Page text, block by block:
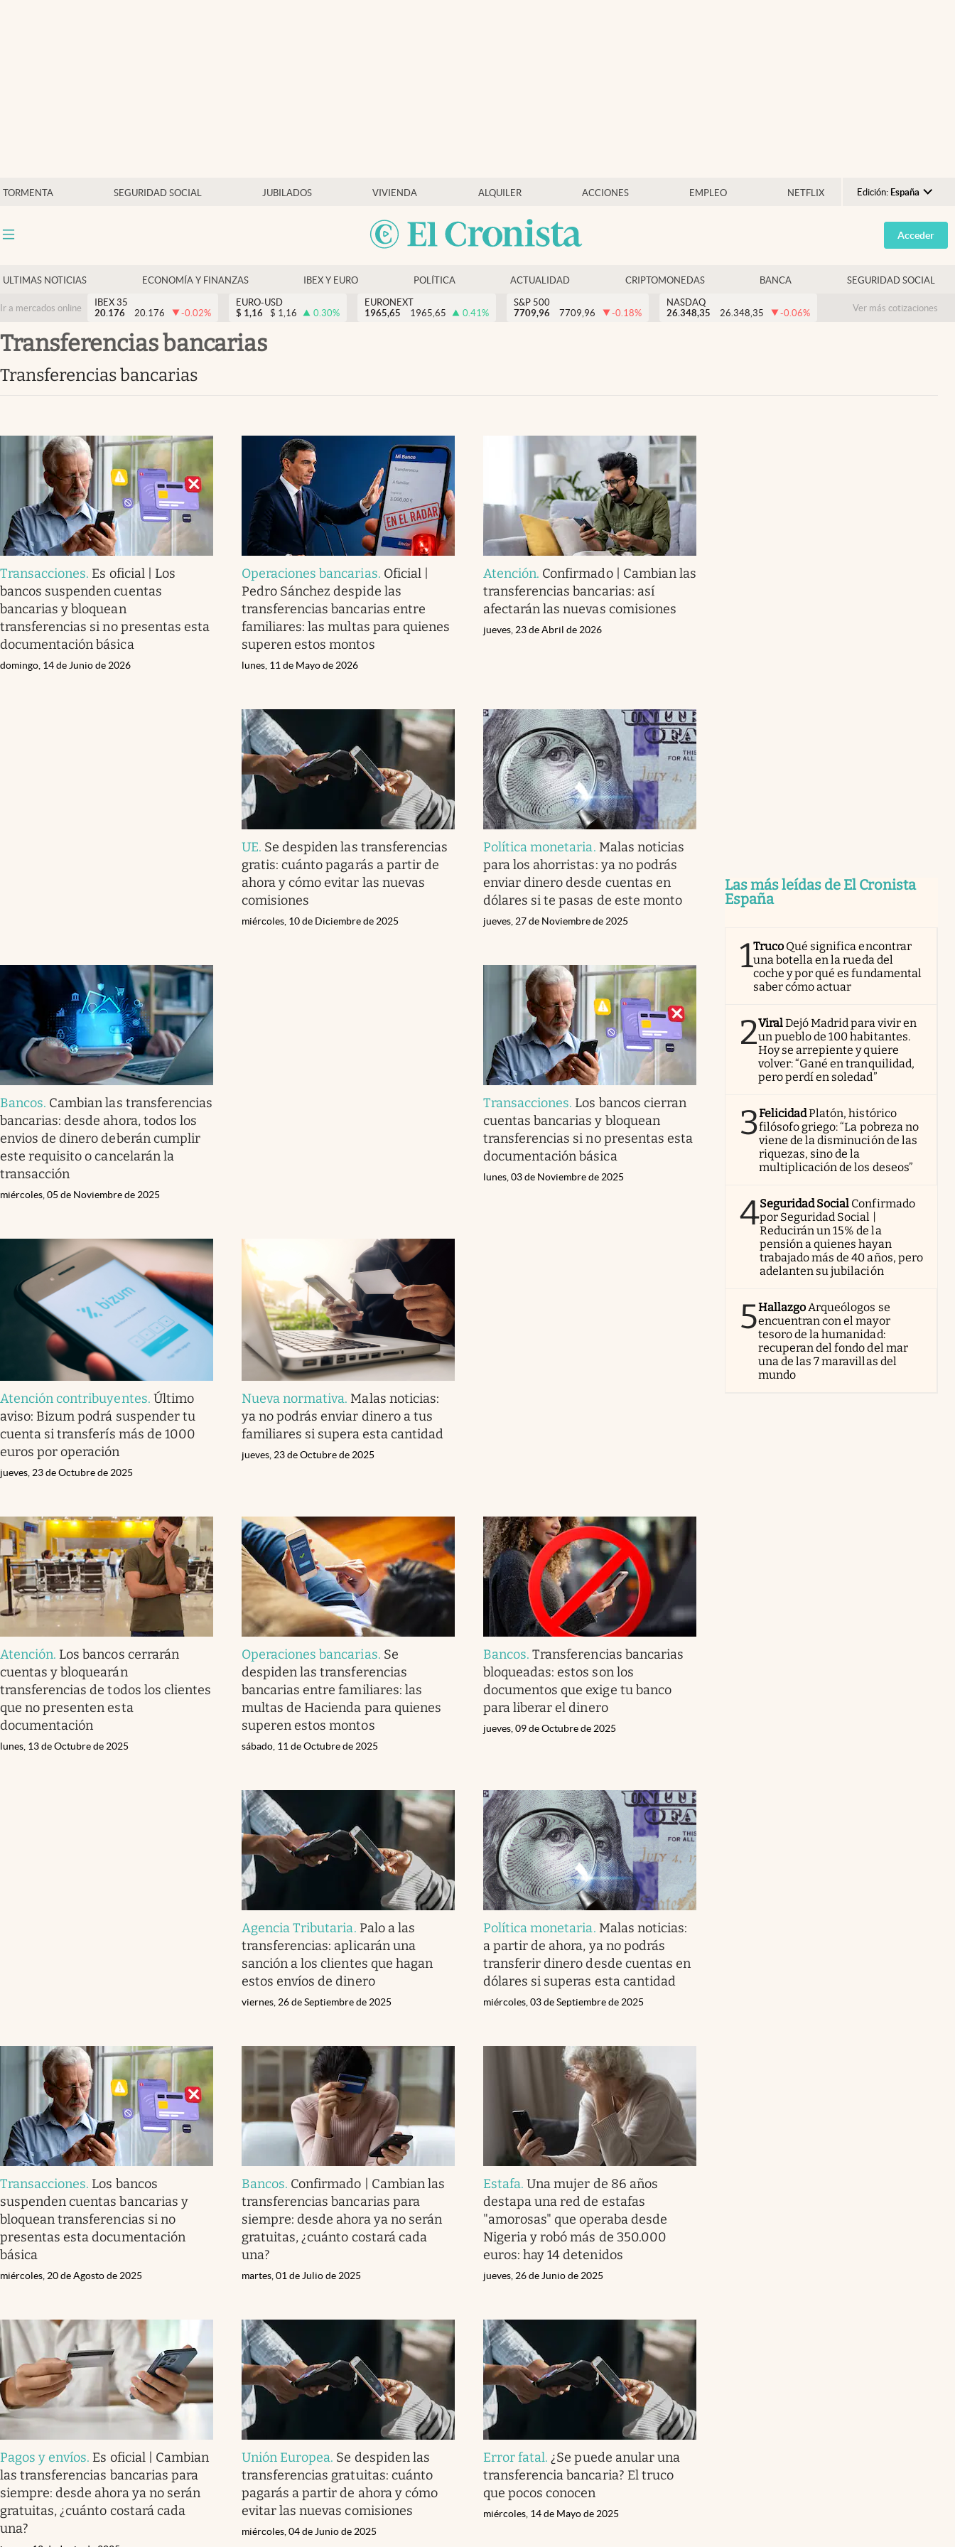
TORMENTA SEGURIDAD SOCIAL JUBILADOS VIVIENDA ALQUILER ACCIONES EMPLEO NETFLIX Edición: España
Argentina
España
USA
Colombia
Acceder
ULTIMAS NOTICIAS ECONOMÍA Y FINANZAS IBEX Y EURO POLÍTICA ACTUALIDAD CRIPTOMONEDAS BANCA SEGURIDAD SOCIAL
Ir a mercados online
IBEX 35
20.176
20.176 -0.02%
EURO-USD
$ 1,16 $ 1,16 0.30%
EURONEXT
1965,65
1965,65 0.41%
S&P 500
7709,96
7709,96 -0.18%
NASDAQ
26.348,35
26.348,35 -0.06% Ver más cotizaciones
transferencias bancarias
transferencias bancarias
Transacciones. Es oficial | Los
bancos suspenden cuentas
bancarias y bloquean
transferencias si no presentas esta
documentación básica
domingo, 14 de Junio de 2026
Operaciones bancarias. Oficial |
Pedro Sánchez despide las
transferencias bancarias entre
familiares: las multas para quienes
superen estos montos
lunes, 11 de Mayo de 2026
Atención. Confirmado | Cambian las
transferencias bancarias: así
afectarán las nuevas comisiones
jueves, 23 de Abril de 2026
UE. Se despiden las transferencias
gratis: cuánto pagarás a partir de
ahora y cómo evitar las nuevas
comisiones
miércoles, 10 de Diciembre de 2025
Política monetaria. Malas noticias
para los ahorristas: ya no podrás
enviar dinero desde cuentas en
dólares si te pasas de este monto
jueves, 27 de Noviembre de 2025
Bancos. Cambian las transferencias
bancarias: desde ahora, todos los
envios de dinero deberán cumplir
este requisito o cancelarán la
transacción
miércoles, 05 de Noviembre de 2025
Transacciones. Los bancos cierran
cuentas bancarias y bloquean
transferencias si no presentas esta
documentación básica
lunes, 03 de Noviembre de 2025
Atención contribuyentes. Último
aviso: Bizum podrá suspender tu
cuenta si transferís más de 1000
euros por operación
jueves, 23 de Octubre de 2025
Nueva normativa. Malas noticias:
ya no podrás enviar dinero a tus
familiares si supera esta cantidad
jueves, 23 de Octubre de 2025
Atención. Los bancos cerrarán
cuentas y bloquearán
transferencias de todos los clientes
que no presenten esta
documentación
lunes, 13 de Octubre de 2025
Operaciones bancarias. Se
despiden las transferencias
bancarias entre familiares: las
multas de Hacienda para quienes
superen estos montos
sábado, 11 de Octubre de 2025
Bancos.Transferencias bancarias
bloqueadas: estos son los
documentos que exige tu banco
para liberar el dinero
jueves, 09 de Octubre de 2025
Agencia Tributaria. Palo a las
transferencias: aplicarán una
sanción a los clientes que hagan
estos envíos de dinero
viernes, 26 de Septiembre de 2025
Política monetaria. Malas noticias:
a partir de ahora, ya no podrás
transferir dinero desde cuentas en
dólares si superas esta cantidad
miércoles, 03 de Septiembre de 2025
Transacciones. Los bancos
suspenden cuentas bancarias y
bloquean transferencias si no
presentas esta documentación
básica
miércoles, 20 de Agosto de 2025
Bancos. Confirmado | Cambian las
transferencias bancarias para
siempre: desde ahora ya no serán
gratuitas, ¿cuánto costará cada
una?
martes, 01 de Julio de 2025
Estafa.Una mujer de 86 años
destapa una red de estafas
"amorosas" que operaba desde
Nigeria y robó más de 350.000
euros: hay 14 detenidos
jueves, 26 de Junio de 2025
Pagos y envíos. Es oficial | Cambian
las transferencias bancarias para
siempre: desde ahora ya no serán
gratuitas, ¿cuánto costará cada
una?
Unión Europea. Se despiden las
transferencias gratuitas: cuánto
pagarás a partir de ahora y cómo
evitar las nuevas comisiones
miércoles, 04 de Junio de 2025
Error fatal. ¿Se puede anular una
transferencia bancaria? El truco
que pocos conocen
miércoles, 14 de Mayo de 2025
Las más leídas de El Cronista
España
1Truco Qué significa encontrar
una botella en la rueda del
coche y por qué es fundamental
saber cómo actuar
2ViralDejó Madrid para vivir en
un pueblo de 100 habitantes.
Hoy se arrepiente y quiere
volver: “Gané en tranquilidad,
pero perdí en soledad”
3FelicidadPlatón, histórico
filósofo griego: “La pobreza no
viene de la disminución de las
riquezas, sino de la
multiplicación de los deseos”
4Seguridad Social Confirmado
por Seguridad Social |
Reducirán un 15% de la
pensión a quienes hayan
trabajado más de 40 años, pero
adelanten su jubilación
5Hallazgo Arqueólogos se
encuentran con el mayor
tesoro de la humanidad:
recuperan del fondo del mar
una de las 7 maravillas del
mundo